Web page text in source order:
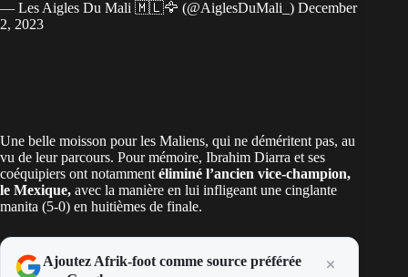
— Les Aigles Du Mali 🇲🇱🦅 (@AiglesDuMali_) December
2, 2023
Une belle moisson pour les Maliens, qui ne déméritent pas, au
vu de leur parcours. Pour mémoire, Ibrahim Diarra et ses
coéquipiers ont notamment éliminé l’ancien vice-champion,
le Mexique, avec la manière en lui infligeant une cinglante
manita (5-0) en huitièmes de finale.
Ajoutez Afrik-foot comme source préférée